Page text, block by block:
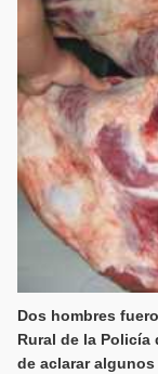
Dos hombres
Rural de la Policía
de aclarar